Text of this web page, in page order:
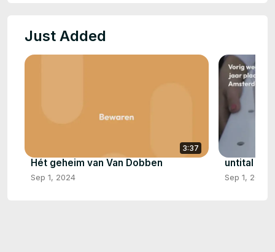
Just Added
3:37
Hét geheim van Van Dobben
Sep 1, 2024
untital
Sep 1, 2024